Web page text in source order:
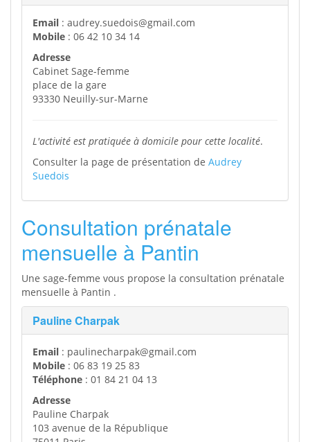
Email : audrey.suedois@gmail.com
Mobile : 06 42 10 34 14
Adresse
Cabinet Sage-femme
place de la gare
93330 Neuilly-sur-Marne
L'activité est pratiquée à domicile pour cette localité.
Consulter la page de présentation de Audrey
Suedois
Consultation prénatale
mensuelle à Pantin
Une sage-femme vous propose la consultation prénatale
mensuelle à Pantin .
Pauline Charpak
Email : paulinecharpak@gmail.com
Mobile : 06 83 19 25 83
Téléphone : 01 84 21 04 13
Adresse
Pauline Charpak
103 avenue de la République